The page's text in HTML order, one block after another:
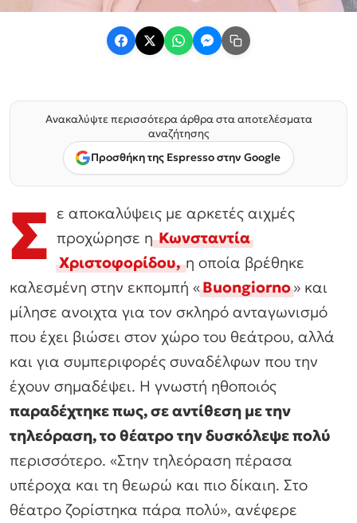
Ανακαλύψτε περισσότερα άρθρα στα αποτελέσματα
αναζήτησης
Προσθήκη της Espresso στην Google
Σ ε αποκαλύψεις με αρκετές αιχμές
προχώρησε ηΚωνσταντία
Χριστοφορίδου, η οποία βρέθηκε
καλεσμένη στην εκπομπή «Buongiorno» και
μίλησε ανοιχτα για τον σκληρό ανταγωνισμό
που έχει βιώσει στον χώρο του θεάτρου, αλλά
και για συμπεριφορές συναδέλφων που την
έχουν σημαδέψει. Η γνωστή ηθοποιός
παραδέχτηκε πως, σε αντίθεση με την
τηλεόραση, το θέατρο την δυσκόλεψε πολύ
περισσότερο. «Στην τηλεόραση πέρασα
υπέροχα και τη θεωρώ και πιο δίκαιη. Στο
θέατρο ζορίστηκα πάρα πολύ», ανέφερε